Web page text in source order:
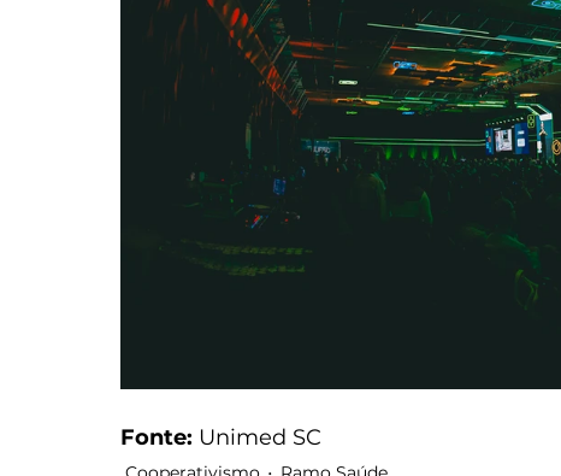
Fonte: Unimed SC